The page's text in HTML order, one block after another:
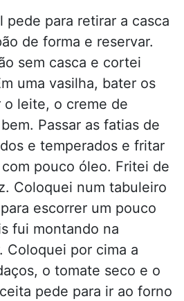
pede para retirar a casca
de forma e reservar.
sem casca e cortei
uma vasilha, bater os
o leite, o creme de
Passar as fatias de
e temperados e fritar
pouco óleo. Fritei de
Coloquei num tabuleiro
escorrer um pouco
fui montando na
Coloquei por cima a
o tomate seco e o
pede para ir ao forno